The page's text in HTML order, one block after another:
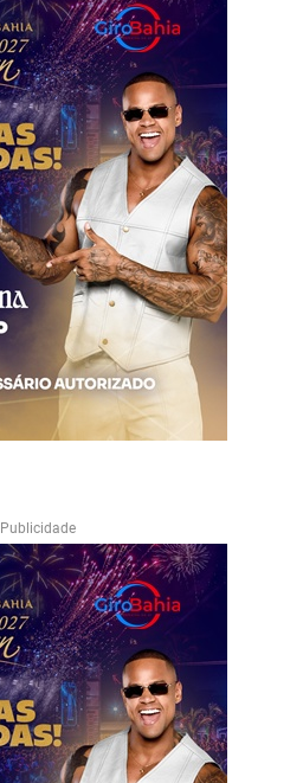
Publicidade